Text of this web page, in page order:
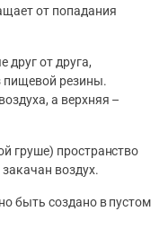
от попадания
друг от друга,
пищевой резины.
а верхняя –
груше) пространство
воздух.
быть создано в пустом